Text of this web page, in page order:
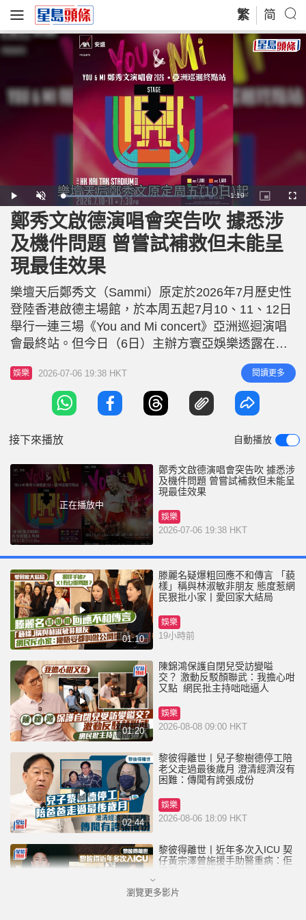
繁 简
P
l
a
y
U
n
m
u
t
e
L
o
a
d
e
d
:
3
9
.
3
3
R
e
m
n
n
-1:19
P
i
c
t
u
-
i
c
t
r
e
F
u
鄭秀文啟德演唱會突告吹 據悉涉
及機件問題 曾嘗試補救但未能呈
現最佳效果
樂壇天后鄭秀文（Sammi）原定於2026年7月歷史性
登陸香港啟德主場館，於本周五起7月10、11、12日
舉行一連三場《You and Mi concert》亞洲巡迴演唱
會最終站。但今日（6日）主辦方寰亞娛樂透露在演
唱會搭建及測試過程中，發現舞台有重要部件出現故
障，存在安全隱憂。基於演出安全考量，主辦方宣佈
原定的鄭秀文啟德演唱會2026將延期舉行，而原定日
子將改為舉辦免費的「答謝會」（粉絲見面會）
娛樂 2026-07-06 19:38 HKT 閱讀更多
接下來播放 自動播放
正在播放中
鄭秀文啟德演唱會突告吹 據悉涉
及機件問題 曾嘗試補救但未能呈
現最佳效果
娛樂
2026-07-06 19:38 HKT
01:10
滕麗名疑爆粗回應不和傳言 「藐
樣」稱與林淑敏非朋友 態度惹網
民狠批小家丨愛回家大結局
娛樂
19小時前
01:20
陳錦鴻保護自閉兒受訪變嗌
交？ 激動反駁顏聯武：我擔心咁
又點 網民批主持咄咄逼人
娛樂
2026-08-08 09:00 HKT
02:44
黎彼得離世丨兒子黎樹德停工陪
老父走過最後歲月 澄清經濟沒有
困難：傳聞有誇張成份
娛樂
2026-08-06 18:09 HKT
黎彼得離世丨近年多次入ICU 契
仔黃宗澤曾施援手助醫重病：佢
娛樂
瀏覽更多影片